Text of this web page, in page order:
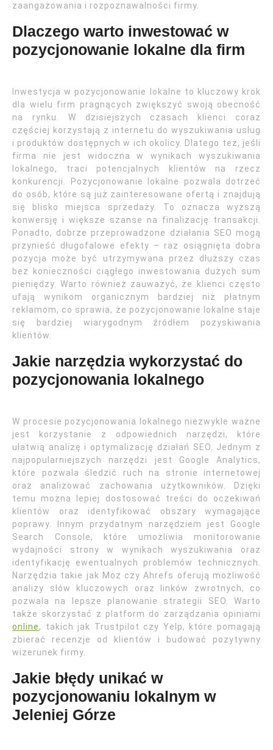
zaangażowania i rozpoznawalności firmy.
Dlaczego warto inwestować w
pozycjonowanie lokalne dla firm
Inwestycja w pozycjonowanie lokalne to kluczowy krok
dla wielu firm pragnących zwiększyć swoją obecność
na rynku. W dzisiejszych czasach klienci coraz
częściej korzystają z internetu do wyszukiwania usług
i produktów dostępnych w ich okolicy. Dlatego też, jeśli
firma nie jest widoczna w wynikach wyszukiwania
lokalnego, traci potencjalnych klientów na rzecz
konkurencji. Pozycjonowanie lokalne pozwala dotrzeć
do osób, które są już zainteresowane ofertą i znajdują
się blisko miejsca sprzedaży. To oznacza wyższą
konwersję i większe szanse na finalizację transakcji.
Ponadto, dobrze przeprowadzone działania SEO mogą
przynieść długofalowe efekty – raz osiągnięta dobra
pozycja może być utrzymywana przez dłuższy czas
bez konieczności ciągłego inwestowania dużych sum
pieniędzy. Warto również zauważyć, że klienci często
ufają wynikom organicznym bardziej niż płatnym
reklamom, co sprawia, że pozycjonowanie lokalne staje
się bardziej wiarygodnym źródłem pozyskiwania
klientów.
Jakie narzędzia wykorzystać do
pozycjonowania lokalnego
W procesie pozycjonowania lokalnego niezwykle ważne
jest korzystanie z odpowiednich narzędzi, które
ułatwią analizę i optymalizację działań SEO. Jednym z
najpopularniejszych narzędzi jest Google Analytics,
które pozwala śledzić ruch na stronie internetowej
oraz analizować zachowania użytkowników. Dzięki
temu można lepiej dostosować treści do oczekiwań
klientów oraz identyfikować obszary wymagające
poprawy. Innym przydatnym narzędziem jest Google
Search Console, które umożliwia monitorowanie
wydajności strony w wynikach wyszukiwania oraz
identyfikację ewentualnych problemów technicznych.
Narzędzia takie jak Moz czy Ahrefs oferują możliwość
analizy słów kluczowych oraz linków zwrotnych, co
pozwala na lepsze planowanie strategii SEO. Warto
także skorzystać z platform do zarządzania opiniami
online, takich jak Trustpilot czy Yelp, które pomagają
zbierać recenzje od klientów i budować pozytywny
wizerunek firmy.
Jakie błędy unikać w
pozycjonowaniu lokalnym w
Jeleniej Górze